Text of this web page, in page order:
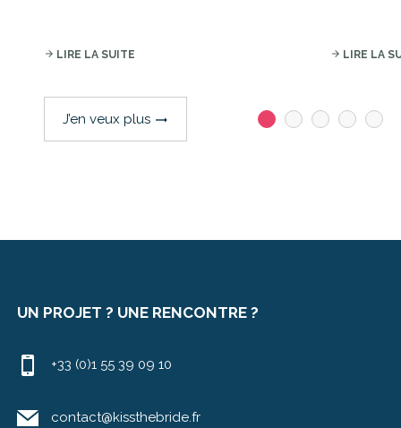
arrow_forward LIRE LA SUITE arrow_forward LIRE LA
J’en veux plus trending_flat
UN PROJET ? UNE RENCONTRE ?
+33 (0)1 55 39 09 10
contact@kissthebride.fr